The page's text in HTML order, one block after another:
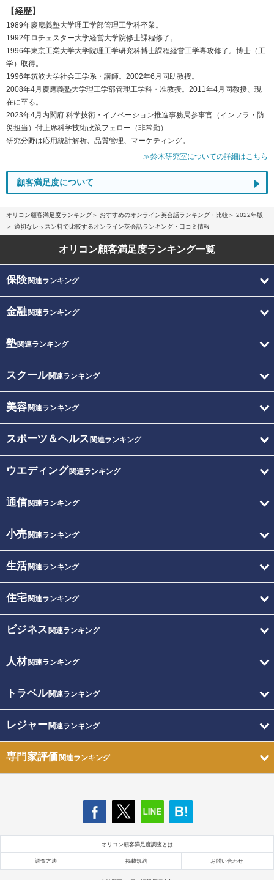
【経歴】
1989年慶應義塾大学理工学部管理工学科卒業。
1992年ロチェスター大学経営大学院修士課程修了。
1996年東京工業大学大学院理工学研究科博士課程経営工学専攻修了。博士（工
学）取得。
1996年筑波大学社会工学系・講師。2002年6月同助教授。
2008年4月慶應義塾大学理工学部管理工学科・准教授。2011年4月同教授、現
在に至る。
2023年4月内閣府 科学技術・イノベーション推進事務局参事官（インフラ・防
災担当）付上席科学技術政策フェロー（非常勤）
研究分野は応用統計解析、品質管理、マーケティング。
≫鈴木研究室についての詳細はこちら
顧客満足度について
オリコン顧客満足度ランキング おすすめのオンライン英会話ランキング・比較
2022年版
適切なレッスン料で比較するオンライン英会話ランキング・口コミ情報
オリコン顧客満足度ランキング一覧
保険関連ランキング
金融関連ランキング
塾関連ランキング
スクール関連ランキング
美容関連ランキング
スポーツ＆ヘルス 関連ランキング
ウエディング関連ランキング
通信関連ランキング
小売関連ランキング
生活関連ランキング
住宅関連ランキング
ビジネス 関連ランキング
人材関連ランキング
トラベル関連ランキング
レジャー関連ランキング
専門家評価関連ランキング
オリコン顧客満足度調査とは
調査方法 掲載規約 お問い合わせ